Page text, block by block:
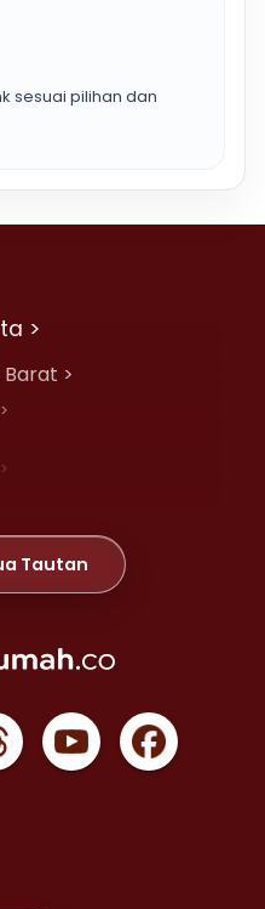
sesuai pilihan dan
>
>
>
Tautan